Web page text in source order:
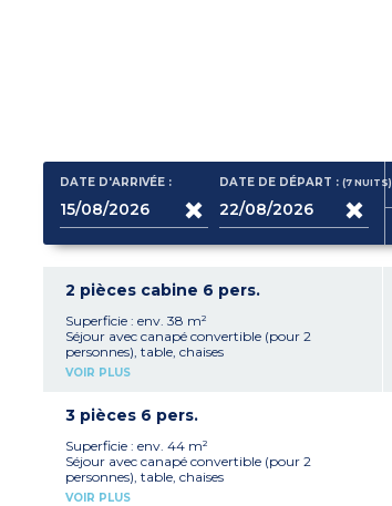
DATE D'ARRIVÉE : DATE DE DÉPART :(7NUITS)
2 pièces cabine 6 pers.
Superficie : env. 38 m²
Séjour avec canapé convertible (pour 2
personnes), table, chaises
Kitchenette équipée avec réfrigérateur, plaque
1 chambre avec 1 lit double (160 x 200 cm)
1 cabine avec lits superposés
Salle de bain avec douche (PMR) ou baignoire,
WC, sèche-cheveux
Balcon ou terrasse avec mobilier
VOIR PLUS
3 pièces 6 pers.
Superficie : env. 44 m²
Séjour avec canapé convertible (pour 2
personnes), table, chaises
Kitchenette équipée avec réfrigérateur, plaque
VOIR PLUS